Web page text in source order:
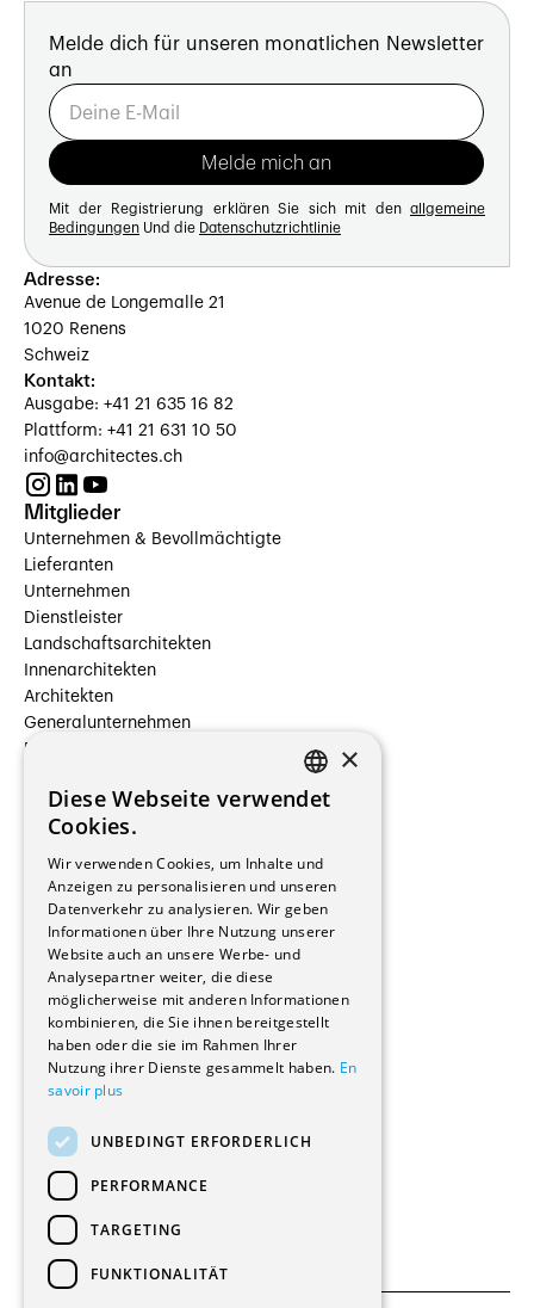
Melde dich für unseren monatlichen Newsletter
an
Mit der Registrierung erklären Sie sich mit den allgemeine
Bedingungen Und die Datenschutzrichtlinie
Adresse:
Avenue de Longemalle 21
1020 Renens
Schweiz
Kontakt:
Ausgabe: +41 21 635 16 82
Plattform: +41 21 631 10 50
info@architectes.ch
Mitglieder
Unternehmen & Bevollmächtigte
Lieferanten
Unternehmen
Dienstleister
Landschaftsarchitekten
Innenarchitekten
Architekten
Generalunternehmen
Beauftragte Unternehmen
Hersteller/Lieferanten
Bauherrschaften
Immobilienverwaltungsgesellschaften
Stockwerkeigentum
Reportagen
Wohnungen
Renovierungen
Innere Umbauten
Gastgewerbe und Tourismus
Verwaltungsgebäude und Geschäfte
Schuleinrichtungen
Medizinische Einrichtungen
Kultur - Sport - Freizeit
Industrie - Handwerk
Transport und Parkplätze
Diverse Bauten
FRENCH
×
Diese Webseite verwendet
Cookies.
Wir verwenden Cookies, um Inhalte und
Anzeigen zu personalisieren und unseren
Datenverkehr zu analysieren. Wir geben
Informationen über Ihre Nutzung unserer
Website auch an unsere Werbe- und
Analysepartner weiter, die diese
möglicherweise mit anderen Informationen
kombinieren, die Sie ihnen bereitgestellt
haben oder die sie im Rahmen Ihrer
Nutzung ihrer Dienste gesammelt haben. En
savoir plus
UNBEDINGT ERFORDERLICH
PERFORMANCE
TARGETING
FUNKTIONALITÄT